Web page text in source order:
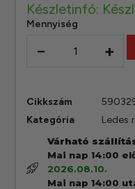
Készletinfó:
Mennyiség
− +
Cikkszám
Kategória
Ledes
Várható
Mai nap 14:00
2026.08.10.
Mai nap 14:00